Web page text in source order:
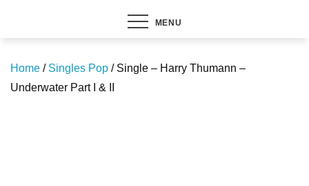
MENU
Home / Singles Pop / Single – Harry Thumann –
Underwater Part I & II